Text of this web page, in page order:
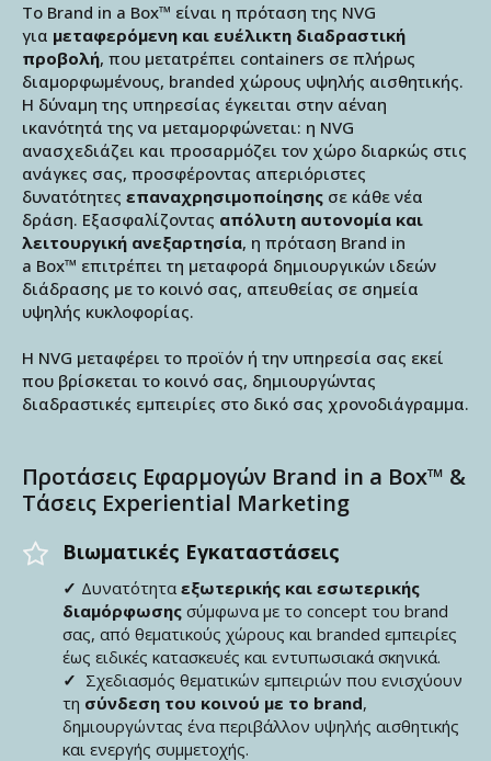
Το Brand in a Box™ είναι η πρόταση της NVG
για μεταφερόμενη και ευέλικτη διαδραστική
προβολή, που μετατρέπει containers σε πλήρως
διαμορφωμένους, branded χώρους υψηλής αισθητικής.
Η δύναμη της υπηρεσίας έγκειται στην αέναη
ικανότητά της να μεταμορφώνεται: η NVG
ανασχεδιάζει και προσαρμόζει τον χώρο διαρκώς στις
ανάγκες σας, προσφέροντας απεριόριστες
δυνατότητες επαναχρησιμοποίησης σε κάθε νέα
δράση. Εξασφαλίζοντας απόλυτη αυτονομία και
λειτουργική ανεξαρτησία, η πρόταση Brand in
a Box™ επιτρέπει τη μεταφορά δημιουργικών ιδεών
διάδρασης με το κοινό σας, απευθείας σε σημεία
υψηλής κυκλοφορίας.
Η NVG μεταφέρει το προϊόν ή την υπηρεσία σας εκεί
που βρίσκεται το κοινό σας, δημιουργώντας
διαδραστικές εμπειρίες στο δικό σας χρονοδιάγραμμα.
Προτάσεις Εφαρμογών Brand in a Box™ &
Τάσεις Experiential Marketing
Βιωματικές Εγκαταστάσεις
✓ Δυνατότητα εξωτερικής και εσωτερικής
διαμόρφωσης σύμφωνα με το concept του brand
σας, από θεματικούς χώρους και branded εμπειρίες
έως ειδικές κατασκευές και εντυπωσιακά σκηνικά.
✓ Σχεδιασμός θεματικών εμπειριών που ενισχύουν
τη σύνδεση του κοινού με το brand,
δημιουργώντας ένα περιβάλλον υψηλής αισθητικής
και ενεργής συμμετοχής.